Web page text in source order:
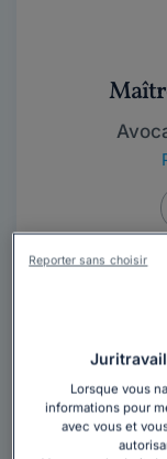
Lorsque vous
informations pour
avec vous et
Reporter sans choisir